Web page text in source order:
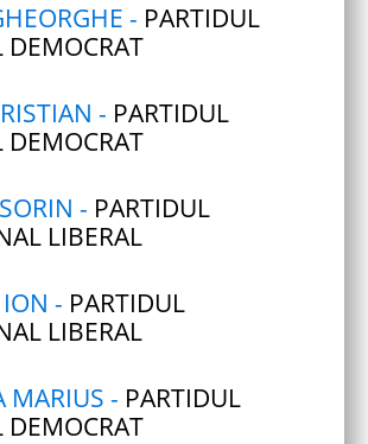
- PARTIDUL
DEMOCRAT
- PARTIDUL
DEMOCRAT
- PARTIDUL
LIBERAL
ION - PARTIDUL
LIBERAL
MARIUS - PARTIDUL
DEMOCRAT